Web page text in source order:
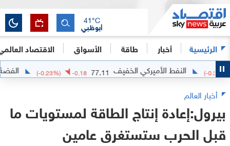
الرئيسية أخبار طاقة الأسواق الاقتصاد
أبوظبي
41°C
( النفط الأميركي الخفيف 77.11
-0.18
(-0.23%) الفضة
أخبار العالم
بيرول:إعادة إنتاج الطاقة لمستويات ما
قبل الحرب ستستغرق عامين